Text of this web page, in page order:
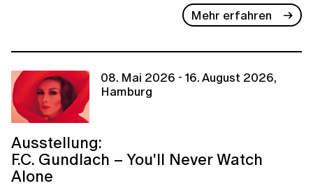
Mehr erfahren
08. Mai 2026 - 16. August 2026,
Hamburg
Ausstellung:
F.C. Gundlach – You'll Never Watch
Alone